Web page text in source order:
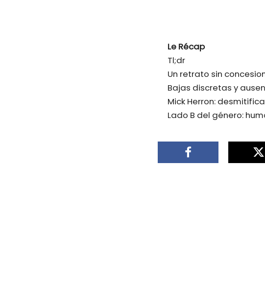
Le Récap
Tl;dr
Un retrato sin
Bajas discretas y
Mick Herron:
Lado B del género: